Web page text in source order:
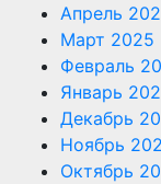
Апрель
Март 2025
Февраль
Январь
Декабрь
Ноябрь
Октябрь